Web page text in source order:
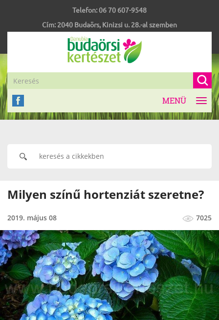
Telefon:06 70 607-9548
Cím: 2040 Budaörs, Kinizsi u. 28.-al szemben
MENÜ
Milyen színű hortenziát szeretne?
2019. május 08 7025